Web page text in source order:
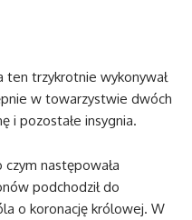
ten trzykrotnie wykonywał
w towarzystwie dwóch
i pozostałe insygnia.
następowała
podchodził do
o koronację królowej. W